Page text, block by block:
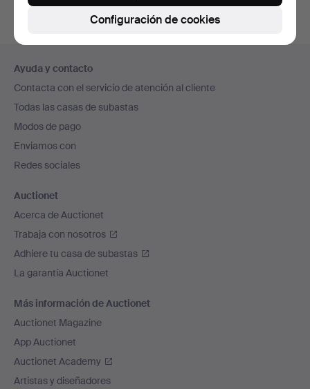
en
el
pie
de
página
Ayuda y contacto
Contacta con el servicio de atención al cliente
Todas las casas de subastas
Modos de pago
Enviamos con
Redes sociales
Auctionet
Acerca de Auctionet
Trabaja con nosotros
Adhiere tu casa de subastas
La garantía Auctionet
Más información de Auctionet
Auctionet Magazine
App Auctionet
Auctionet Academy
Artistas y diseñadores
Configuración de cookies